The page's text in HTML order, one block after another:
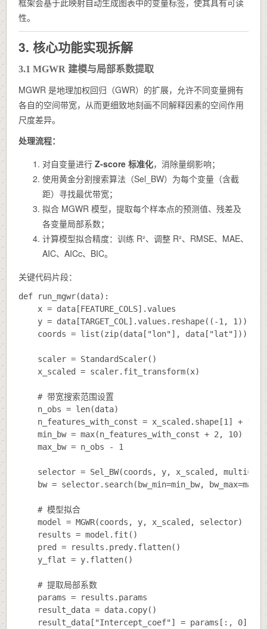
性。
3. 核心功能实现拆解
3.1 MGWR 建模与局部系数提取
MGWR 是地理加权回归（GWR）的扩展，允许不同变量拥有
各自的空间带宽，从而更细致地刻画不同解释因素的空间作用
尺度差异。
处理流程：
对自变量进行 Z-score 标准化，消除量纲影响；
使用黄金分割搜索算法（Sel_BW）为每个变量（含截
距）寻找最优带宽；
拟合 MGWR 模型，提取每个样本点的预测值、残差及
各变量局部系数；
计算模型拟合精度：训练 R²、调整 R²、RMSE、MAE、
AIC、AICc、BIC。
关键代码片段：
def run_mgwr(data):
    x = data[FEATURE_COLS].values
    y = data[TARGET_COL].values.reshape((-1, 1))
    coords = list(zip(data["lon"], data["lat"]))
    scaler = StandardScaler()
    x_scaled = scaler.fit_transform(x)
    # 带宽搜索范围设置
    n_obs = len(data)
    n_features_with_const = x_scaled.shape[1] + 1
    min_bw = max(n_features_with_const + 2, 10)
    max_bw = n_obs - 1
selector = Sel_BW(coords, y, x_scaled,
bw = selector.search(bw_min=min_bw,
    # 模型拟合
    model = MGWR(coords, y, x_scaled, selector)
    results = model.fit()
    pred = results.predy.flatten()
    y_flat = y.flatten()
    # 提取局部系数
    params = results.params
    result_data = data.copy()
    result_data["Intercept_coef"] = params[:, 0]